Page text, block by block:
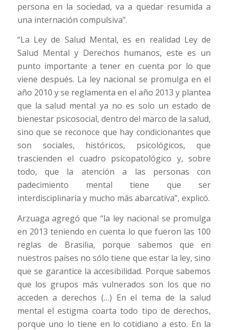
persona en la sociedad, va a quedar resumida a
una internación compulsiva”.
“La Ley de Salud Mental, es en realidad Ley de
Salud Mental y Derechos humanos, este es un
punto importante a tener en cuenta por lo que
viene después. La ley nacional se promulga en el
año 2010 y se reglamenta en el año 2013 y plantea
que la salud mental ya no es solo un estado de
bienestar psicosocial, dentro del marco de la salud,
sino que se reconoce que hay condicionantes que
son sociales, históricos, psicológicos, que
trascienden el cuadro psicopatológico y, sobre
todo, que la atención a las personas con
padecimiento mental tiene que ser
interdisciplinaria y mucho más abarcativa”, explicó.
Arzuaga agregó que “la ley nacional se promulga
en 2013 teniendo en cuenta lo que fueron las 100
reglas de Brasilia, porque sabemos que en
nuestros países no sólo tiene que estar la ley, sino
que se garantice la accesibilidad. Porque sabemos
que los grupos más vulnerados son los que no
acceden a derechos (…) En el tema de la salud
mental el estigma coarta todo tipo de derechos,
porque uno lo tiene en lo cotidiano a esto. En la